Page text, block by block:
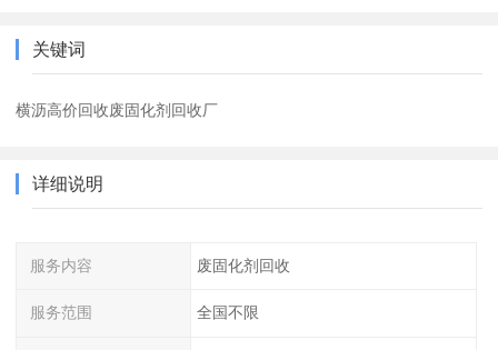
关键词
横沥高价回收废固化剂回收厂
详细说明
服务内容 废固化剂回收
服务范围 全国不限